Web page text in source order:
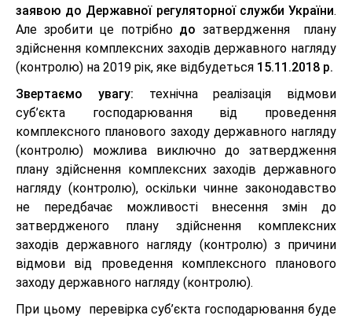
заявою до Державної регуляторної служби України.
Але зробити це потрібно до затвердження плану
здійснення комплексних заходів державного нагляду
(контролю) на 2019 рік, яке відбудеться 15.11.2018 р.
Звертаємо увагу: технічна реалізація відмови
суб’єкта господарювання від проведення
комплексного планового заходу державного нагляду
(контролю) можлива виключно до затвердження
плану здійснення комплексних заходів державного
нагляду (контролю), оскільки чинне законодавство
не передбачає можливості внесення змін до
затвердженого плану здійснення комплексних
заходів державного нагляду (контролю) з причини
відмови від проведення комплексного планового
заходу державного нагляду (контролю).
При цьому перевірка суб’єкта господарювання буде